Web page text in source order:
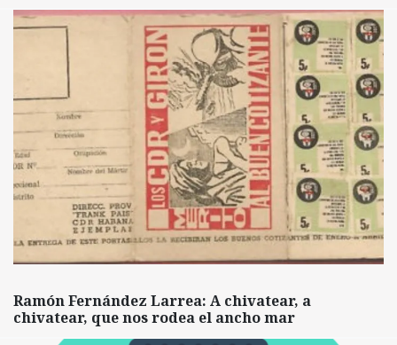
Ramón Fernández Larrea: A chivatear, a
chivatear, que nos rodea el ancho mar